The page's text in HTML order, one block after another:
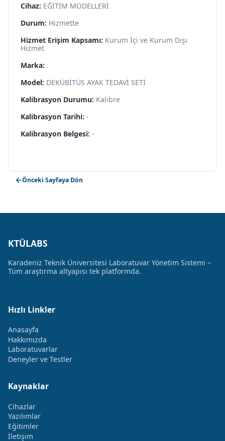
Cihaz: EĞİTİM MODELLERİ
Durum: Hizmette
Hizmet Erişim Kapsamı: Kurum İçi ve Kurum Dışı
Hizmet
Marka: .
Model: DEKÜBİTÜS AYAK TEDAVİ SETİ
Kalibrasyon Durumu: Kalibre
Kalibrasyon Tarihi: -
Kalibrasyon Belgesi: -
Önceki Sayfaya Dön
KTÜLABS
Karadeniz Teknik Üniversitesi Laboratuvar Yönetim Sistemi –
Tüm araştırma altyapısı tek platformda.
Hızlı Linkler
Anasayfa
Hakkımızda
Laboratuvarlar
Deneyler ve Testler
Kaynaklar
Cihazlar
Yazılımlar
Eğitimler
İletişim